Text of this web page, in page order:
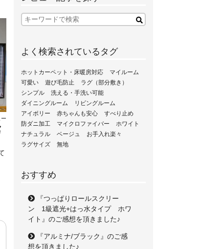
よく検索されているタグ
ホットカーペット・床暖房対応
マイルーム
可愛い
遊び毛防止
ラグ（部分敷き）
シンプル
洗える・手洗い可能
ダイニングルーム
リビングルーム
アイボリー
赤ちゃんも安心
すべり止め
防ダニ加工
マイクロファイバー
ホワイト
ナチュラル
ベージュ
お手入れ楽々
ラグサイズ
無地
おすすめ
『つっぱりロールスクリー
ン 1級遮光+はっ水タイプ ホワ
イト』のご感想を頂きました♪
『アルミナ/ブラック』のご感
想を頂きました♪